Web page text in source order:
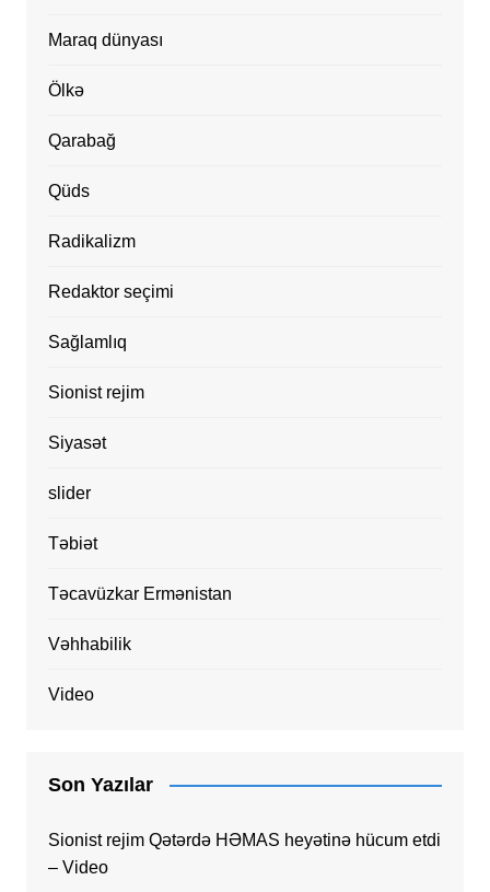
Maraq dünyası
Ölkə
Qarabağ
Qüds
Radikalizm
Redaktor seçimi
Sağlamlıq
Sionist rejim
Siyasət
slider
Təbiət
Təcavüzkar Ermənistan
Vəhhabilik
Video
Son Yazılar
Sionist rejim Qətərdə HƏMAS heyətinə hücum etdi
– Video